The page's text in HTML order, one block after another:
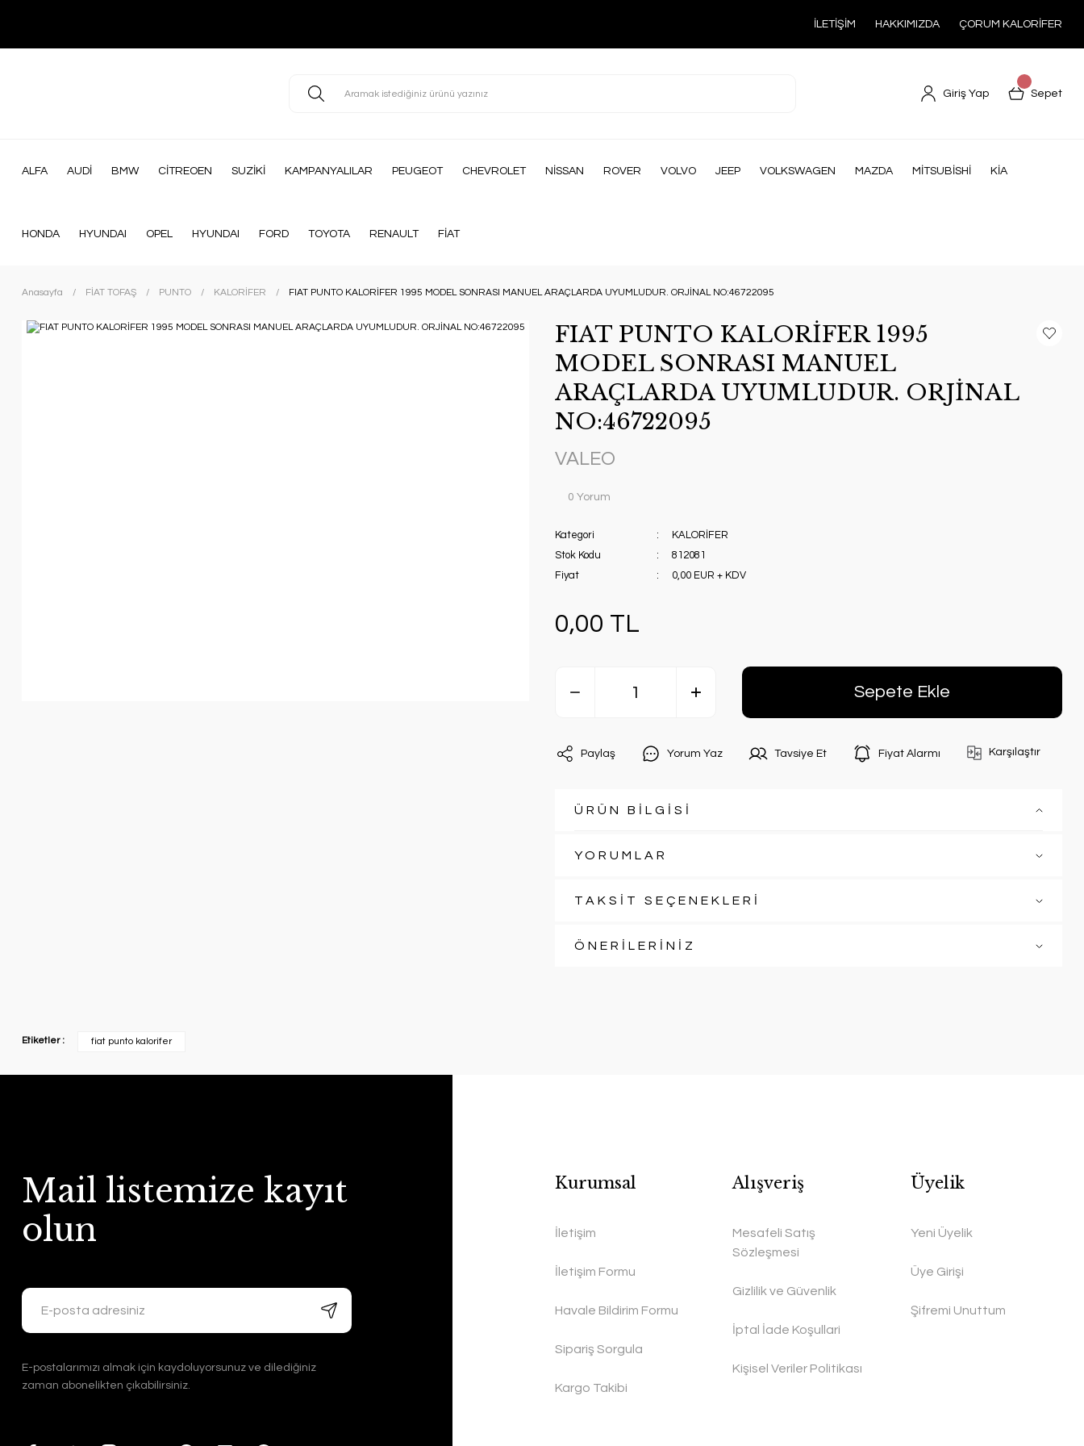
İLETİŞİM HAKKIMIZDA ÇORUM KALORİFER
Giriş Yap Sepet
ALFA AUDİ BMW CİTREOEN SUZİKİ KAMPANYALILAR PEUGEOT CHEVROLET NİSSAN ROVER VOLVO JEEP VOLKSWAGEN MAZDA MİTSUBİSHİ KİA
HONDA HYUNDAI OPEL HYUNDAI FORD TOYOTA RENAULT FİAT
Anasayfa FİAT TOFAŞ PUNTO KALORİFER FIAT PUNTO KALORİFER 1995 MODEL SONRASI MANUEL ARAÇLARDA UYUMLUDUR. ORJİNAL NO:46722095
FIAT PUNTO KALORİFER 1995
MODEL SONRASI MANUEL
ARAÇLARDA UYUMLUDUR. ORJİNAL
NO:46722095
VALEO
0 Yorum
Kategori
KALORİFER
Stok Kodu
812081
Fiyat
0,00 EUR + KDV
0,00 TL
Sepete Ekle
Paylaş Yorum Yaz Tavsiye Et Fiyat Alarmı Karşılaştır
ÜRÜN BİLGİSİ
YORUMLAR
TAKSİT SEÇENEKLERİ
ÖNERİLERİNİZ
Etiketler : fiat punto kalorifer
Mail listemize kayıt
olun
E-postalarımızı almak için kaydoluyorsunuz ve dilediğiniz
zaman abonelikten çıkabilirsiniz.
Kurumsal
İletişim
İletişim Formu
Havale Bildirim Formu
Sipariş Sorgula
Kargo Takibi
Alışveriş
Mesafeli Satış
Sözleşmesi
Gizlilik ve Güvenlik
İptal İade Koşullari
Kişisel Veriler Politikası
Üyelik
Yeni Üyelik
Üye Girişi
Şifremi Unuttum